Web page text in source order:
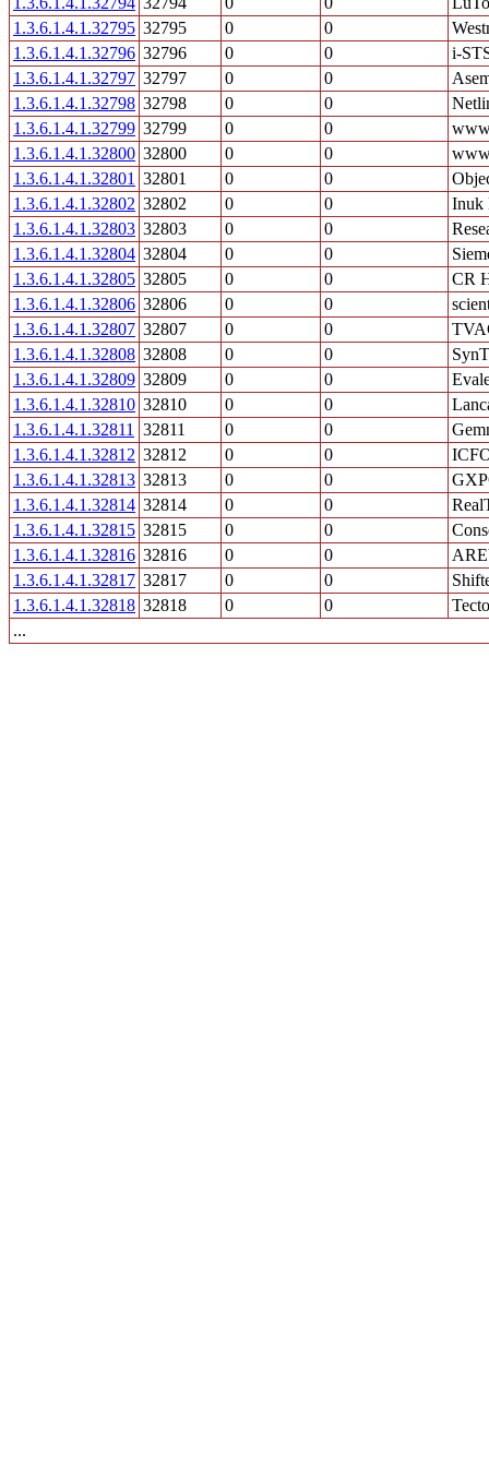
1.3.6.1.4.1.32795 32795 0 0
1.3.6.1.4.1.32796 32796 0 0
i-
1.3.6.1.4.1.32797 32797 0 0
1.3.6.1.4.1.32798 32798 0 0
1.3.6.1.4.1.32799 32799 0 0
1.3.6.1.4.1.32800 32800 0 0
1.3.6.1.4.1.32801 32801 0 0
1.3.6.1.4.1.32802 32802 0 0
Inuk
1.3.6.1.4.1.32803 32803 0 0
1.3.6.1.4.1.32804 32804 0 0
1.3.6.1.4.1.32805 32805 0 0
CR
1.3.6.1.4.1.32806 32806 0 0
1.3.6.1.4.1.32807 32807 0 0
1.3.6.1.4.1.32808 32808 0 0
1.3.6.1.4.1.32809 32809 0 0
1.3.6.1.4.1.32810 32810 0 0
1.3.6.1.4.1.32811
32811 0 0
1.3.6.1.4.1.32812 32812 0 0
1.3.6.1.4.1.32813 32813 0 0
1.3.6.1.4.1.32814 32814 0 0
1.3.6.1.4.1.32815 32815 0 0
1.3.6.1.4.1.32816 32816 0 0
1.3.6.1.4.1.32817 32817 0 0
1.3.6.1.4.1.32818 32818 0 0
...